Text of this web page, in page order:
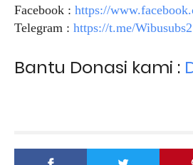
Facebook : https://
Telegram : https://t.me/Wibusubs2
Bantu Donasi kami :